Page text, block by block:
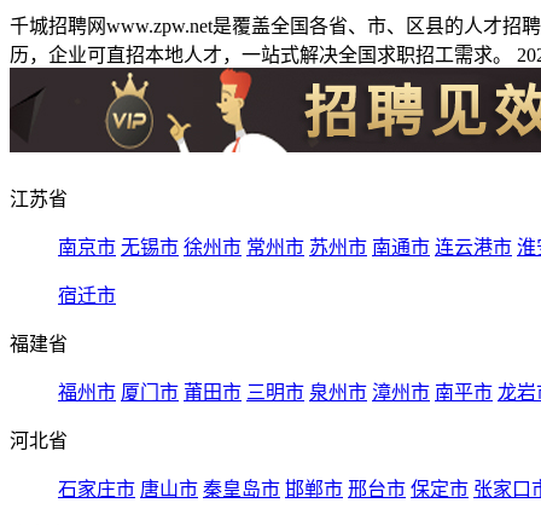
千城招聘网www.zpw.net是覆盖全国各省、市、区县的人才
历，企业可直招本地人才，一站式解决全国求职招工需求。
江苏省
南京市 无锡市 徐州市 常州市 苏州市 南通市 连云港市 淮
宿迁市
福建省
福州市 厦门市 莆田市 三明市 泉州市 漳州市 南平市 龙岩
河北省
石家庄市 唐山市 秦皇岛市 邯郸市 邢台市 保定市 张家口